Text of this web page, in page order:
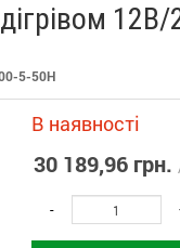
5-50Н
В наявності
30 189,96 грн.
-